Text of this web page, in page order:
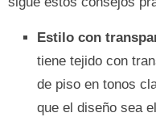
Estilo con
tiene tejido con
de piso en tonos
que el diseño sea